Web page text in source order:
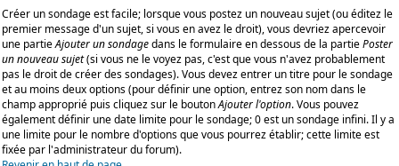
Créer un sondage est facile; lorsque vous postez un nouveau sujet (ou éditez le
premier message d'un sujet, si vous en avez le droit), vous devriez apercevoir
une partieAjouter un sondagedans le formulaire en dessous de la partiePoster
un nouveau sujet(si vous ne le voyez pas, c'est que vous n'avez probablement
pas le droit de créer des sondages). Vous devez entrer un titre pour le sondage
et au moins deux options (pour définir une option, entrez son nom dans le
champ approprié puis cliquez sur le boutonAjouter l'option. Vous pouvez
également définir une date limite pour le sondage; 0 est un sondage infini. Il y a
une limite pour le nombre d'options que vous pourrez établir; cette limite est
fixée par l'administrateur du forum).